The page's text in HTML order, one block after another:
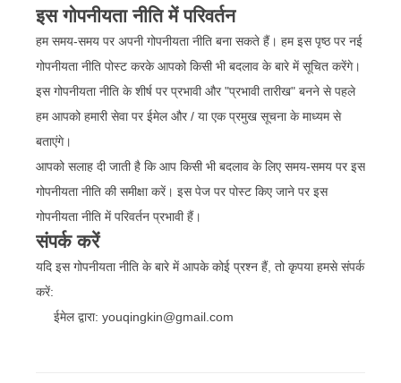
इस गोपनीयता नीति में परिवर्तन
हम समय-समय पर अपनी गोपनीयता नीति बना सकते हैं। हम इस पृष्ठ पर नई
गोपनीयता नीति पोस्ट करके आपको किसी भी बदलाव के बारे में सूचित करेंगे।
इस गोपनीयता नीति के शीर्ष पर प्रभावी और "प्रभावी तारीख" बनने से पहले
हम आपको हमारी सेवा पर ईमेल और / या एक प्रमुख सूचना के माध्यम से
बताएंगे।
आपको सलाह दी जाती है कि आप किसी भी बदलाव के लिए समय-समय पर इस
गोपनीयता नीति की समीक्षा करें। इस पेज पर पोस्ट किए जाने पर इस
गोपनीयता नीति में परिवर्तन प्रभावी हैं।
संपर्क करें
यदि इस गोपनीयता नीति के बारे में आपके कोई प्रश्न हैं, तो कृपया हमसे संपर्क
करें:
ईमेल द्वारा: youqingkin@gmail.com